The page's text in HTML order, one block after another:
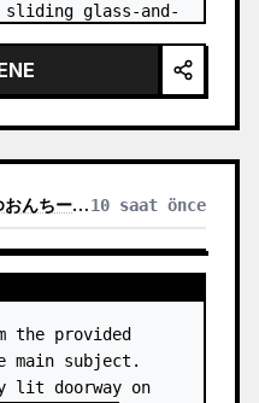
sliding glass-and-
w…
やし声ASMRとAI 10 saat önce
the provided
main subject.